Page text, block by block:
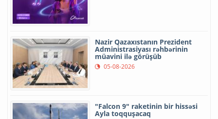
Nazir Qazaxıstanın Prezident
Administrasiyası rəhbərinin
müavini ilə görüşüb
05-08-2026
"Falcon 9" raketinin bir hissəsi
Ayla toqquşacaq